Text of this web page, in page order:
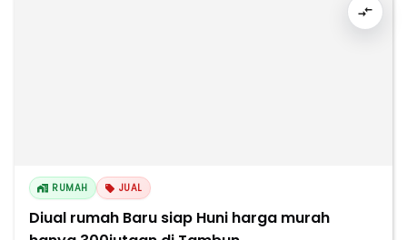
RUMAH JUAL
Diual rumah Baru siap Huni harga murah